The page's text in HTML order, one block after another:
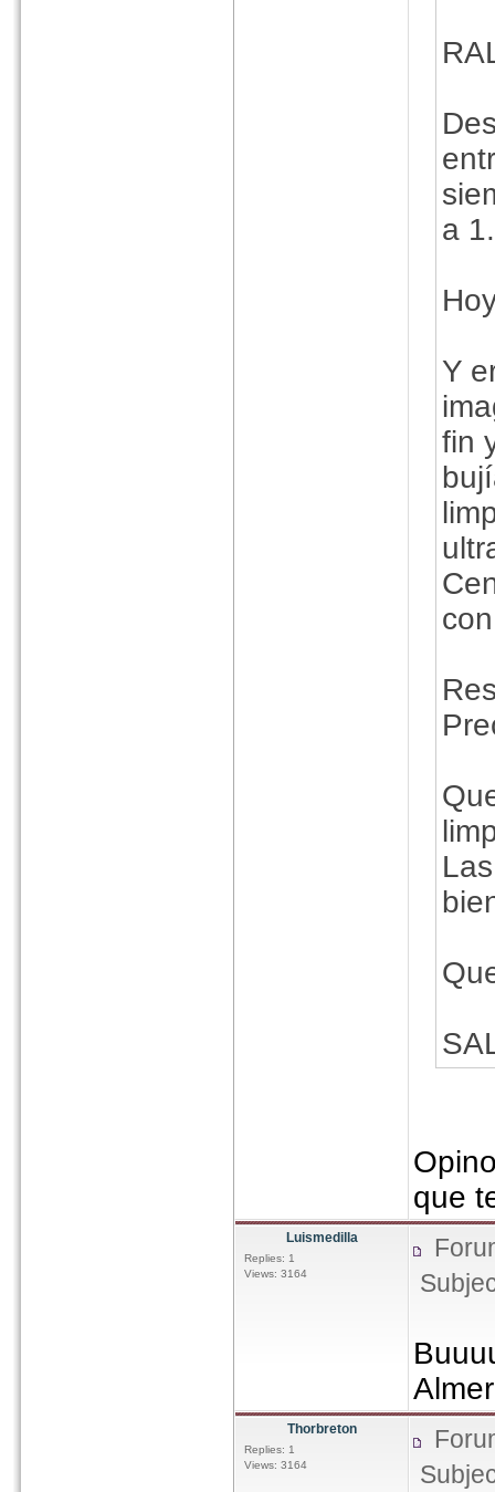
a
Y
fin
que
Luismedilla
Replies: 1
Views: 3164
Thorbreton
Replies: 1
Views: 3164